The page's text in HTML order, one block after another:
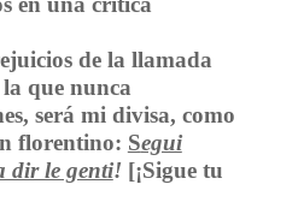
de la llamada
que nunca
será mi divisa, como
florentino: Segui
dir le genti![¡Sigue tu